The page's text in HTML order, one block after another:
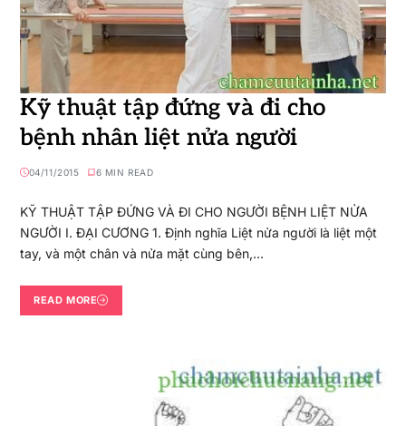
Kỹ thuật tập đứng và đi cho
bệnh nhân liệt nửa người
04/11/2015 6 MIN READ
KỸ THUẬT TẬP ĐỨNG VÀ ĐI CHO NGƯỜI BỆNH LIỆT NỬA
NGƯỜI I. ĐẠI CƯƠNG 1. Định nghĩa Liệt nửa người là liệt một
tay, và một chân và nửa mặt cùng bên,…
READ MORE